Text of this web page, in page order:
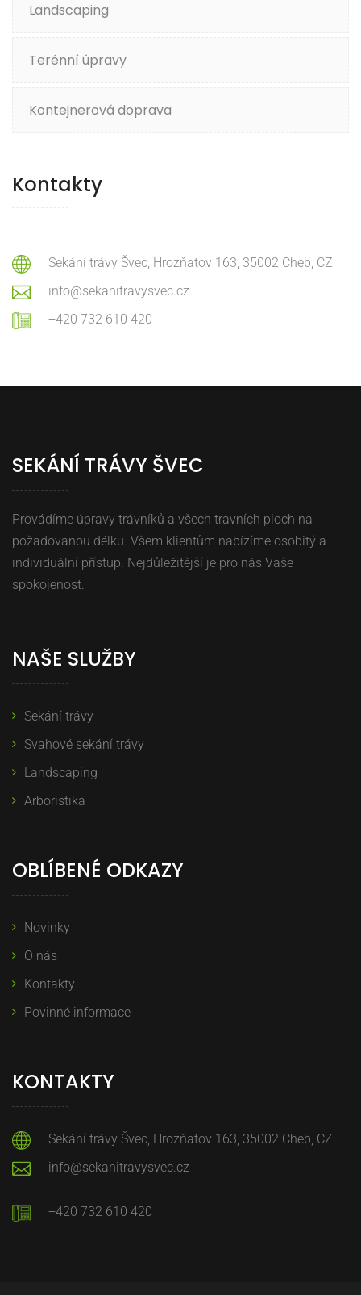
Landscaping
Terénní úpravy
Kontejnerová doprava
Kontakty
Sekání trávy Švec, Hrozňatov 163, 35002 Cheb, CZ
info@sekanitravysvec.cz
+420 732 610 420
SEKÁNÍ TRÁVY ŠVEC
Provádíme úpravy trávníků a všech travních ploch na
požadovanou délku. Všem klientům nabízíme osobitý a
individuální přístup. Nejdůležitější je pro nás Vaše
spokojenost.
NAŠE SLUŽBY
Sekání trávy
Svahové sekání trávy
Landscaping
Arboristika
OBLÍBENÉ ODKAZY
Novinky
O nás
Kontakty
Povinné informace
KONTAKTY
Sekání trávy Švec, Hrozňatov 163, 35002 Cheb, CZ
info@sekanitravysvec.cz
+420 732 610 420